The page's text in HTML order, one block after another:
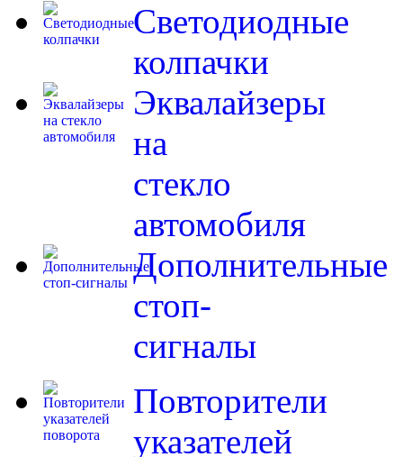
Светодиодные
колпачки
Эквалайзеры
на
стекло
автомобиля
Дополнительные
стоп-
сигналы
Повторители
указателей